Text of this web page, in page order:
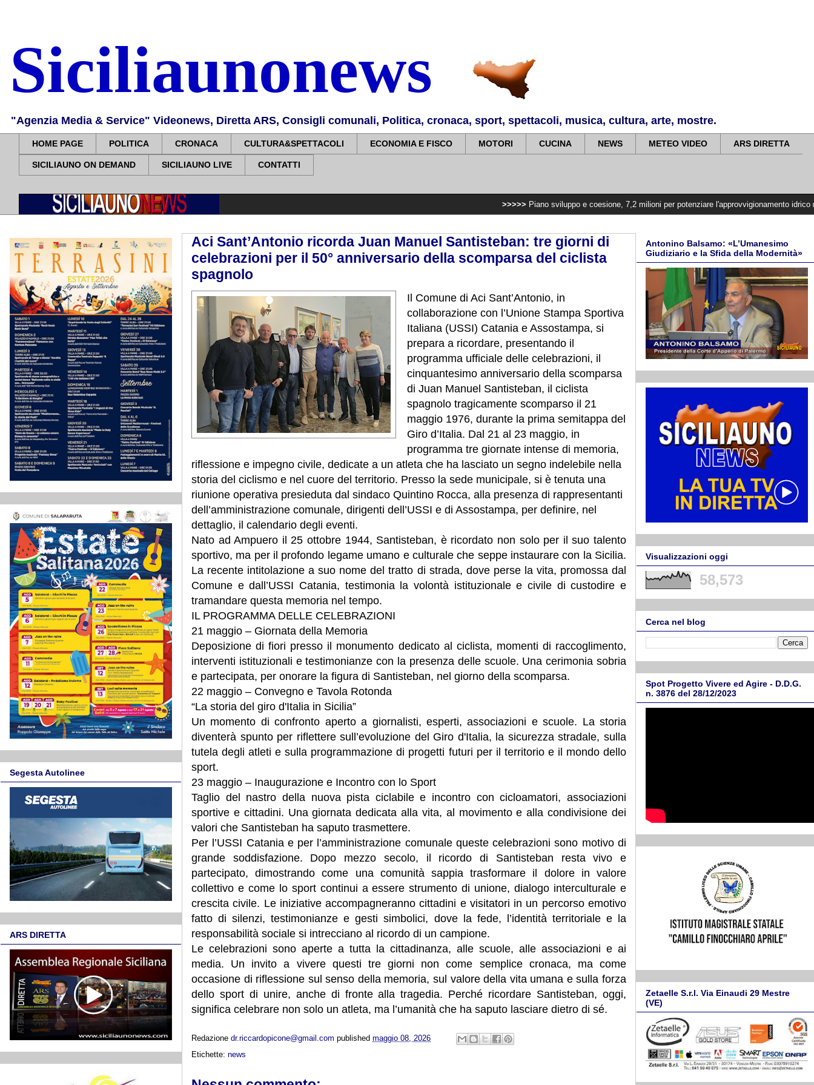
Siciliaunonews
"Agenzia Media & Service" Videonews, Diretta ARS, Consigli comunali, Politica, cronaca, sport, spettacoli, musica, cultura, arte, mostre.
HOME PAGE POLITICA CRONACA CULTURA&SPETTACOLI ECONOMIA E FISCO MOTORI CUCINA NEWS METEO VIDEO ARS DIRETTA
SICILIAUNO ON DEMAND SICILIAUNO LIVE CONTATTI
Piano sviluppo e coesione, 7,2 milioni per potenziare l'approvvigionamento idrico nell'Etna Valley
Aci Sant’Antonio ricorda Juan Manuel Santisteban: tre giorni di
celebrazioni per il 50° anniversario della scomparsa del ciclista
spagnolo
Il Comune di Aci Sant’Antonio, in
collaborazione con l’Unione Stampa Sportiva
Italiana (USSI) Catania e Assostampa, si
prepara a ricordare, presentando il
programma ufficiale delle celebrazioni, il
cinquantesimo anniversario della scomparsa
di Juan Manuel Santisteban, il ciclista
spagnolo tragicamente scomparso il 21
maggio 1976, durante la prima semitappa del
Giro d’Italia. Dal 21 al 23 maggio, in
programma tre giornate intense di memoria,
riflessione e impegno civile, dedicate a un atleta che ha lasciato un segno indelebile nella
storia del ciclismo e nel cuore del territorio. Presso la sede municipale, si è tenuta una
riunione operativa presieduta dal sindaco Quintino Rocca, alla presenza di rappresentanti
dell’amministrazione comunale, dirigenti dell’USSI e di Assostampa, per definire, nel
dettaglio, il calendario degli eventi.
Nato ad Ampuero il 25 ottobre 1944, Santisteban, è ricordato non solo per il suo talento
sportivo, ma per il profondo legame umano e culturale che seppe instaurare con la Sicilia.
La recente intitolazione a suo nome del tratto di strada, dove perse la vita, promossa dal
Comune e dall’USSI Catania, testimonia la volontà istituzionale e civile di custodire e
tramandare questa memoria nel tempo.
IL PROGRAMMA DELLE CELEBRAZIONI
21 maggio – Giornata della Memoria
Deposizione di fiori presso il monumento dedicato al ciclista, momenti di raccoglimento,
interventi istituzionali e testimonianze con la presenza delle scuole. Una cerimonia sobria
e partecipata, per onorare la figura di Santisteban, nel giorno della scomparsa.
22 maggio – Convegno e Tavola Rotonda
“La storia del giro d'Italia in Sicilia”
Un momento di confronto aperto a giornalisti, esperti, associazioni e scuole. La storia
diventerà spunto per riflettere sull’evoluzione del Giro d'Italia, la sicurezza stradale, sulla
tutela degli atleti e sulla programmazione di progetti futuri per il territorio e il mondo dello
sport.
23 maggio – Inaugurazione e Incontro con lo Sport
Taglio del nastro della nuova pista ciclabile e incontro con cicloamatori, associazioni
sportive e cittadini. Una giornata dedicata alla vita, al movimento e alla condivisione dei
valori che Santisteban ha saputo trasmettere.
Per l’USSI Catania e per l’amministrazione comunale queste celebrazioni sono motivo di
grande soddisfazione. Dopo mezzo secolo, il ricordo di Santisteban resta vivo e
partecipato, dimostrando come una comunità sappia trasformare il dolore in valore
collettivo e come lo sport continui a essere strumento di unione, dialogo interculturale e
crescita civile. Le iniziative accompagneranno cittadini e visitatori in un percorso emotivo
fatto di silenzi, testimonianze e gesti simbolici, dove la fede, l’identità territoriale e la
responsabilità sociale si intrecciano al ricordo di un campione.
Le celebrazioni sono aperte a tutta la cittadinanza, alle scuole, alle associazioni e ai
media. Un invito a vivere questi tre giorni non come semplice cronaca, ma come
occasione di riflessione sul senso della memoria, sul valore della vita umana e sulla forza
dello sport di unire, anche di fronte alla tragedia. Perché ricordare Santisteban, oggi,
significa celebrare non solo un atleta, ma l’umanità che ha saputo lasciare dietro di sé.
Redazione dr.riccardopicone@gmail.com published maggio 08, 2026
Etichette: news
Segesta Autolinee
ARS DIRETTA
Antonino Balsamo: «L’Umanesimo
Giudiziario e la Sfida della Modernità»
Visualizzazioni oggi
58,573
Cerca nel blog
Spot Progetto Vivere ed Agire - D.D.G.
n. 3876 del 28/12/2023
Zetaelle S.r.l. Via Einaudi 29 Mestre
(VE)